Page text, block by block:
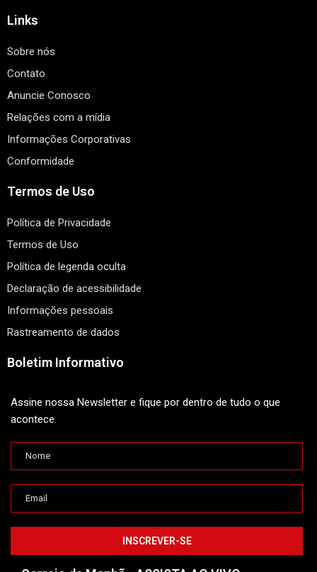
Links
Sobre nós
Contato
Anuncie Conosco
Relações com a mídia
Informações Corporativas
Conformidade
Termos de Uso
Política de Privacidade
Termos de Uso
Política de legenda oculta
Declaração de acessibilidade
Informações pessoais
Rastreamento de dados
Boletim Informativo
Assine nossa Newsletter e fique por dentro de tudo o que
acontece.